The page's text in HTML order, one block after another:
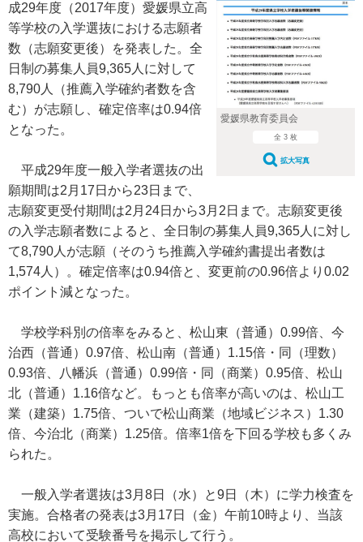
愛媛県教育委員会
全 3 枚
拡大写真
成29年度（2017年度）愛媛県立高
等学校の入学選抜における志願者
数（志願変更後）を発表した。全
日制の募集人員9,365人に対して
8,790人（推薦入学確約者数を含
む）が志願し、確定倍率は0.94倍
となった。
平成29年度一般入学者選抜の出
願期間は2月17日から23日まで、
志願変更受付期間は2月24日から3月2日まで。志願変更後
の入学志願者数によると、全日制の募集人員9,365人に対し
て8,790人が志願（そのうち推薦入学確約書提出者数は
1,574人）。確定倍率は0.94倍と、変更前の0.96倍より0.02
ポイント減となった。
学校学科別の倍率をみると、松山東（普通）0.99倍、今
治西（普通）0.97倍、松山南（普通）1.15倍・同（理数）
0.93倍、八幡浜（普通）0.99倍・同（商業）0.95倍、松山
北（普通）1.16倍など。もっとも倍率が高いのは、松山工
業（建築）1.75倍、ついで松山商業（地域ビジネス）1.30
倍、今治北（商業）1.25倍。倍率1倍を下回る学校も多くみ
られた。
一般入学者選抜は3月8日（水）と9日（木）に学力検査を
実施。合格者の発表は3月17日（金）午前10時より、当該
高校において受験番号を掲示して行う。